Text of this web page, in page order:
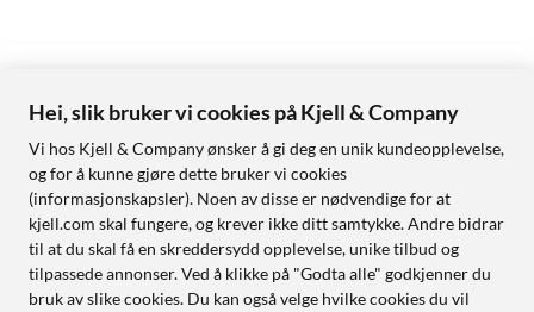
Hei, slik bruker vi cookies på Kjell & Company
Vi hos Kjell & Company ønsker å gi deg en unik kundeopplevelse,
og for å kunne gjøre dette bruker vi cookies
(informasjonskapsler). Noen av disse er nødvendige for at
kjell.com skal fungere, og krever ikke ditt samtykke. Andre bidrar
til at du skal få en skreddersydd opplevelse, unike tilbud og
tilpassede annonser. Ved å klikke på "Godta alle" godkjenner du
bruk av slike cookies. Du kan også velge hvilke cookies du vil